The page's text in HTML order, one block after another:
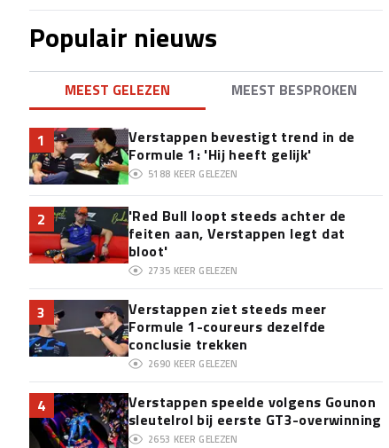
Populair nieuws
MEEST GELEZEN MEEST BESPROKEN
1
Verstappen bevestigt trend in de
Formule 1: 'Hij heeft gelijk'
5188 KEER GELEZEN
2
'Red Bull loopt steeds achter de
feiten aan, Verstappen legt dat
bloot'
2735 KEER GELEZEN
3
Verstappen ziet steeds meer
Formule 1-coureurs dezelfde
conclusie trekken
2690 KEER GELEZEN
4
Verstappen speelde volgens Gounon
sleutelrol bij eerste GT3-overwinning
2653 KEER GELEZEN